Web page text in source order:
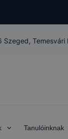
Szeged, Temesvári
Tanulóinknak